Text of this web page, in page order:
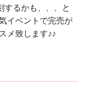
するかも、、、と
イベントで完売が
メ致します♪♪